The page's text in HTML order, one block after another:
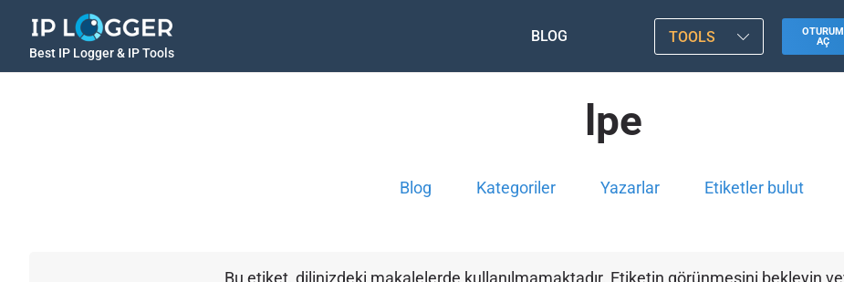
Best IP Logger & IP Tools
BLOG TOOLS
OTURUM
AÇ
lpe
Blog Kategoriler Yazarlar Etiketler bulut